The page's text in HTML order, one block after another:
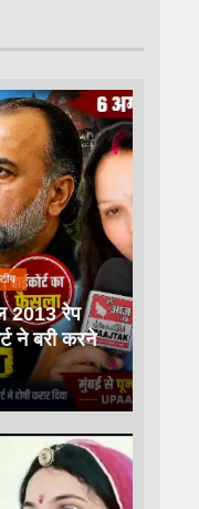
2013 रेप
ने बरी करने